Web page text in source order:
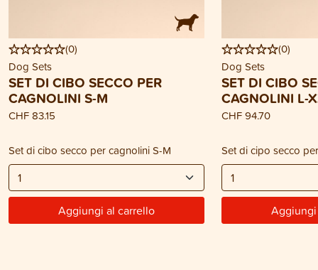
(0)
Dog Sets
SET DI CIBO SECCO PER
CAGNOLINI S-M
CHF 83.15
Set di cibo secco per cagnolini S-M
Aggiungi al carrello
(0)
Dog Sets
SET DI CIBO
CAGNOLINI L-
CHF 94.70
Set di cipo secco